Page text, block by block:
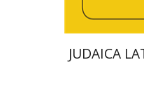
JUDAICA